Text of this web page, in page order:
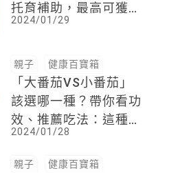
托育補助，最高可獲1
萬8000元，在家帶孩
元，整整差3.6倍
2024/01/29
親子 健康百寶箱
「大番茄VS小番茄」
該選哪一種？帶你看功
效、推薦吃法：這種直